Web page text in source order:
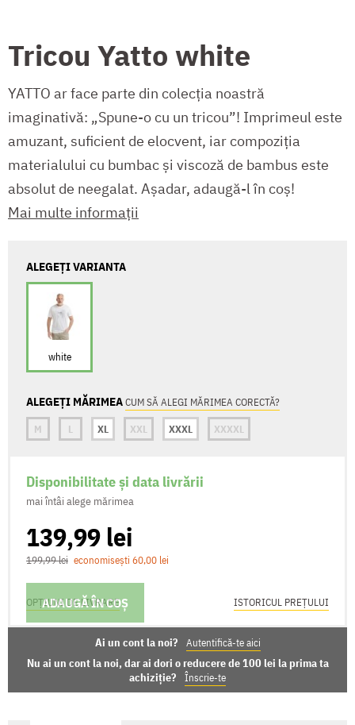
Tricou Yatto white
YATTO ar face parte din colecția noastră
imaginativă: „Spune-o cu un tricou”! Imprimeul este
amuzant, suficient de elocvent, iar compoziția
materialului cu bumbac și viscoză de bambus este
absolut de neegalat. Așadar, adaugă-l în coș!
Mai multe informații
ALEGEȚI VARIANTA
white
ALEGEȚI MĂRIMEACUM SĂ ALEGI MĂRIMEA CORECTĂ?
M
L XL XXL XXXL XXXXL
Disponibilitate și data livrării
mai întâi alege mărimea
139,99 lei
199,99 lei economisești 60,00 lei
ADAUGĂ ÎN COȘ
OPȚIUNI DE LIVRARE ISTORICUL PREȚULUI
Ai un cont la noi? Autentifică-te aici
Nu ai un cont la noi, dar ai dori o reducere de 100 lei la prima ta
achiziție?
Înscrie-te